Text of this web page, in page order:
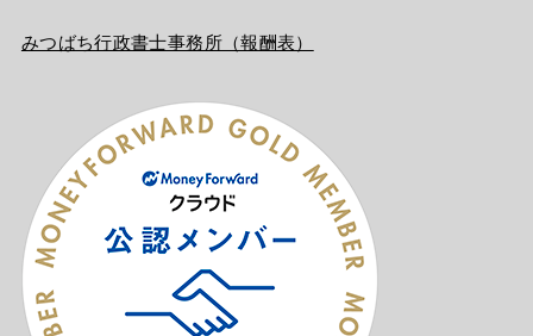
みつばち行政書士事務所（報酬表）